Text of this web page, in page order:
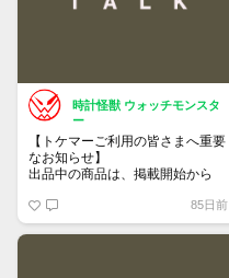
時計怪獣 ウォッチモンスタ
ー
【トケマーご利用の皆さまへ重要
なお知らせ】
出品中の商品は、掲載開始から
「下書き」へ戻ります。
トップページでお気に入り登録が
できるようになりました。
85日前